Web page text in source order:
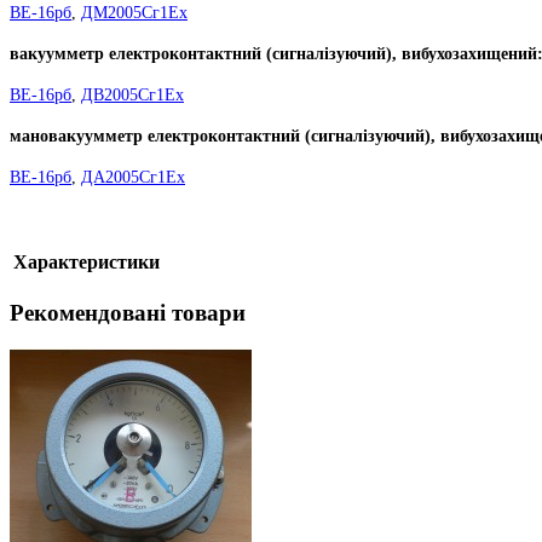
ВЕ-16рб ДМ2005Сг1Ех
вакуумметр електроконтактний (сигналізуючий), вибухозахищений:
ВЕ-16рб ДВ2005Сг1Ех
мановакуумметр електроконтактний (сигналізуючий),
ВЕ-16рб ДА2005Сг1Ех
Характеристики
Рекомендовані товари